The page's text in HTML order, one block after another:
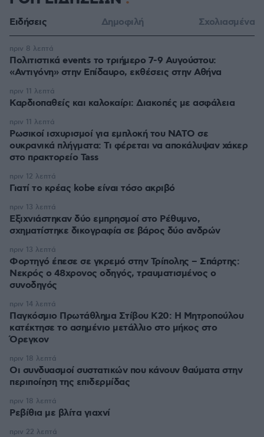
Ειδήσεις Δημοφιλή Σχολιασμένα
Πολιτιστικά events το τριήμερο 7-9 Αυγούστου:
«Αντιγόνη» στην Επίδαυρο, εκθέσεις στην Αθήνα
πριν 8 λεπτά
Καρδιοπαθείς και καλοκαίρι: Διακοπές με ασφάλεια
πριν 11 λεπτά
Ρωσικοί ισχυρισμοί για εμπλοκή του ΝΑΤΟ σε
ουκρανικά πλήγματα: Τι φέρεται να αποκάλυψαν χάκερ
στο πρακτορείο Tass
πριν 11 λεπτά
Γιατί το κρέας kobe είναι τόσο ακριβό
πριν 12 λεπτά
Εξιχνιάστηκαν δύο εμπρησμοί στο Ρέθυμνο,
σχηματίστηκε δικογραφία σε βάρος δύο ανδρών
πριν 13 λεπτά
Φορτηγό έπεσε σε γκρεμό στην Τρίπολης – Σπάρτης:
Νεκρός ο 48χρονος οδηγός, τραυματισμένος ο
συνοδηγός
πριν 13 λεπτά
Παγκόσμιο Πρωτάθλημα Στίβου Κ20: Η Μητροπούλου
κατέκτησε το ασημένιο μετάλλιο στο μήκος στο
Όρεγκον
πριν 14 λεπτά
Οι συνδυασμοί συστατικών που κάνουν θαύματα στην
περιποίηση της επιδερμίδας
πριν 18 λεπτά
Ρεβίθια με βλίτα γιαχνί
πριν 18 λεπτά
πριν 22 λεπτά